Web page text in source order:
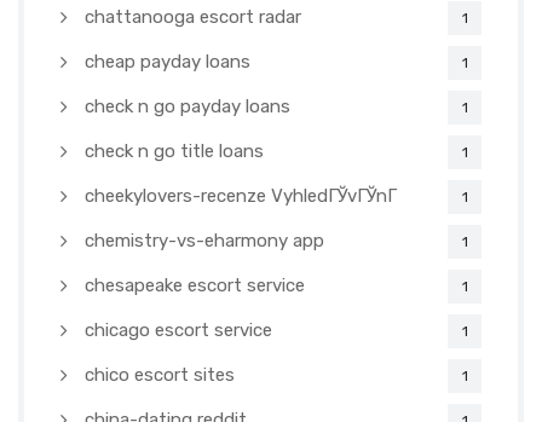
chattanooga escort radar 1
cheap payday loans 1
check n go payday loans 1
check n go title loans 1
cheekylovers-recenze VyhledГЎvГЎnГ­ 1
chemistry-vs-eharmony app 1
chesapeake escort service 1
chicago escort service 1
chico escort sites 1